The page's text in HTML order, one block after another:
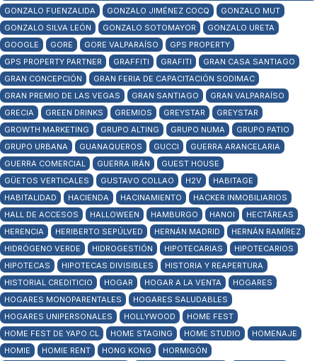
GONZALO FUENZALIDA
GONZALO JIMÉNEZ COCQ
GONZALO MUT
GONZALO SILVA LEÓN
GONZALO SOTOMAYOR
GONZALO URETA
GOOGLE
GORE GORE VALPARAÍSO
GPS PROPERTY
GPS PROPERTY PARTNER
GRAFFITI GRAFITI
GRAN CASA SANTIAGO
GRAN CONCEPCIÓN
GRAN FERIA DE CAPACITACIÓN SODIMAC
GRAN PREMIO DE LAS VEGAS
GRAN SANTIAGO
GRAN VALPARAÍSO
GRECIA
GREEN DRINKS GREMIOS GREYSTAR
GREYSTAR
GROWTH MARKETING
GRUPO ALTING GRUPO NUMA
GRUPO PATIO
GRUPO URBANA
GUANAQUEROS GUCCI
GUERRA ARANCELARIA
GUERRA COMERCIAL
GUERRA IRÁN
GUEST HOUSE
GÜETOS VERTICALES
GUSTAVO COLLAO H2V
HABITAGE
HABITALIDAD
HACIENDA HACINAMIENTO
HACKER INMOBILIARIOS
HALL DE ACCESOS
HALLOWEEN HAMBURGO HANOI
HECTÁREAS
HERENCIA
HERIBERTO SEPÚLVED HERNÁN MADRID
HERNÁN RAMÍREZ
HIDRÓGENO VERDE
HIDROGESTIÓN HIPOTECARIAS
HIPOTECARIOS
HIPOTECAS
HIPOTECAS DIVISIBLES
HISTORIA Y REAPERTURA
HISTORIAL CREDITICIO
HOGAR HOGAR A LA VENTA
HOGARES
HOGARES MONOPARENTALES
HOGARES SALUDABLES
HOGARES UNIPERSONALES
HOLLYWOOD
HOME FEST
HOME FEST DE YAPO.CL
HOME STAGING HOME STUDIO
HOMENAJE
HOMIE
HOMIE RENT HONG KONG
HORMIGÓN